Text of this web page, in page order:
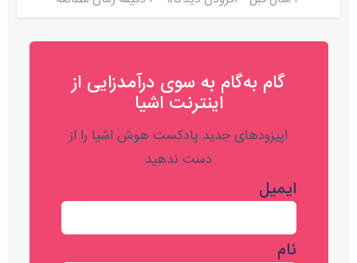
گام به‌گام به‌ سوی درآمدزایی از
اینترنت اشیا
اپیزودهای جدید پادکست هوش اشیا را از
دست ندهید
ایمیل
نام